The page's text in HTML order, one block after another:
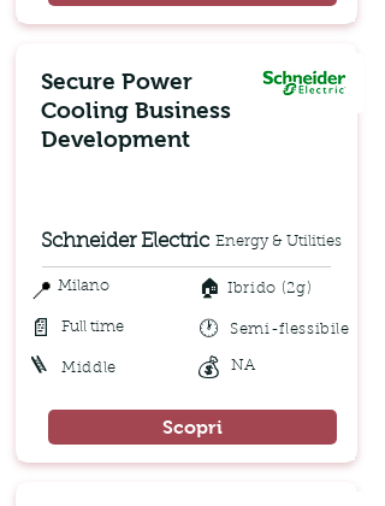
Secure Power
Cooling Business
Development
Schneider Electric Energy & Utilities
📍 Milano 🏠
📄
Ibrido (2g)
Full time 🕐 Semi-flessibile
🪜 💰
Middle NA
Scopri